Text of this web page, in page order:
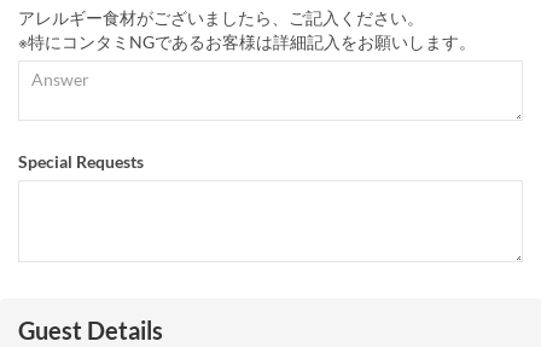
アレルギー食材がございましたら、ご記入ください。
※特にコンタミNGであるお客様は詳細記入をお願いします。
Special Requests
Guest Details